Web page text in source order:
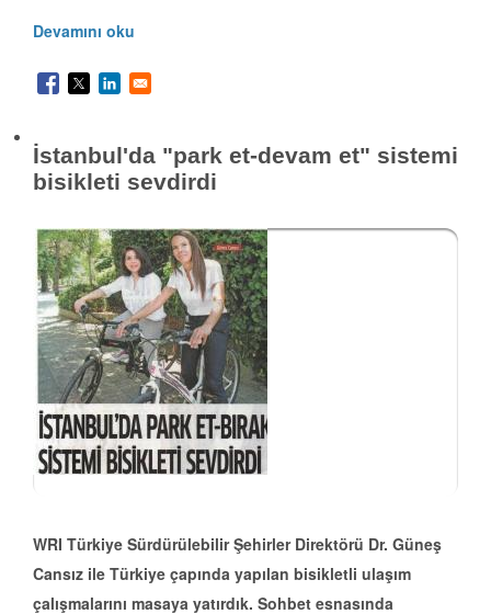
Devamını oku
İstanbul'da "park et-devam et" sistemi
bisikleti sevdirdi
WRI Türkiye Sürdürülebilir Şehirler Direktörü Dr. Güneş
Cansız ile Türkiye çapında yapılan bisikletli ulaşım
çalışmalarını masaya yatırdık. Sohbet esnasında